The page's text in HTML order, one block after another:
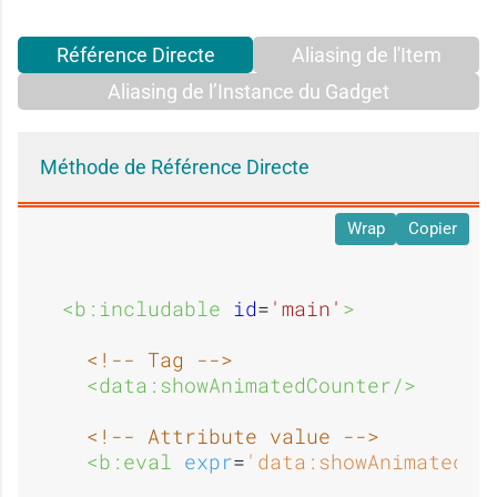
Référence Directe
Aliasing de l'Item
Aliasing de l’Instance du Gadget
Méthode de Référence Directe
<b:includable id= 'main' >
<!-- Tag -->
<data:showAnimatedCounter/>
<!-- Attribute value -->
<b:eval expr=
Wrap Copier